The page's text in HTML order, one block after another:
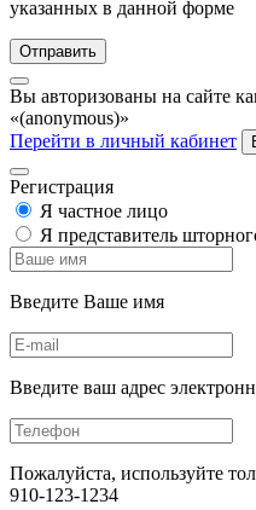
указанных в данной форме
Отправить
Вы авторизованы на сайте
«(anonymous)»
Перейти в личный кабинет
Регистрация
Я частное лицо
Я представитель
Введите Ваше имя
Введите ваш адрес
Пожалуйста, используйте
910-123-1234